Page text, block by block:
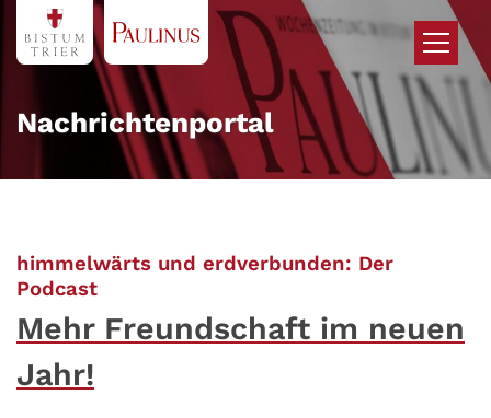
Zum Inhalt springen
Nachrichtenportal
himmelwärts und erdverbunden: Der
Podcast:
Mehr Freundschaft im neuen
Jahr!